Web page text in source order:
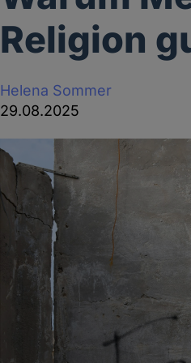
Religion
Helena Sommer
29.08.2025